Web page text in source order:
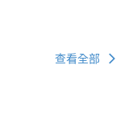
查看全部